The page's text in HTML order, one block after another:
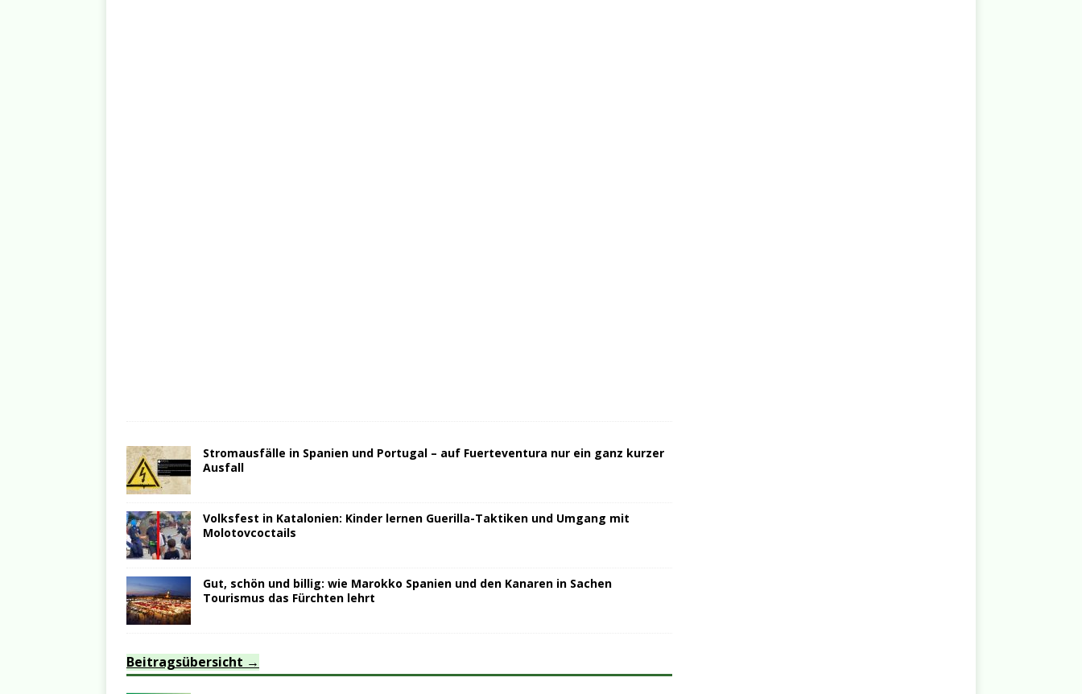
Stromausfälle in Spanien und Portugal – auf Fuerteventura nur ein ganz kurzer
Ausfall
Volksfest in Katalonien: Kinder lernen Guerilla-Taktiken und Umgang mit
Molotovcoctails
Gut, schön und billig: wie Marokko Spanien und den Kanaren in Sachen
Tourismus das Fürchten lehrt
Beitragsübersicht